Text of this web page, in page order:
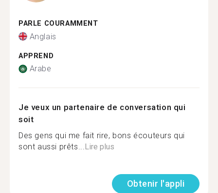
PARLE COURAMMENT
Anglais
APPREND
Arabe
Je veux un partenaire de conversation qui
soit
Des gens qui me fait rire, bons écouteurs qui
sont aussi prêts...Lire plus
Obtenir l'appli